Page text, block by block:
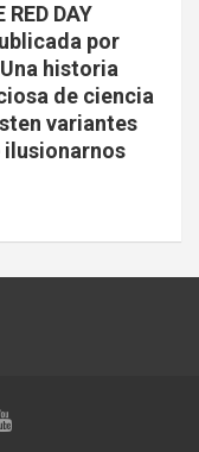
DAY
por
historia
de ciencia
variantes
ilusionarnos